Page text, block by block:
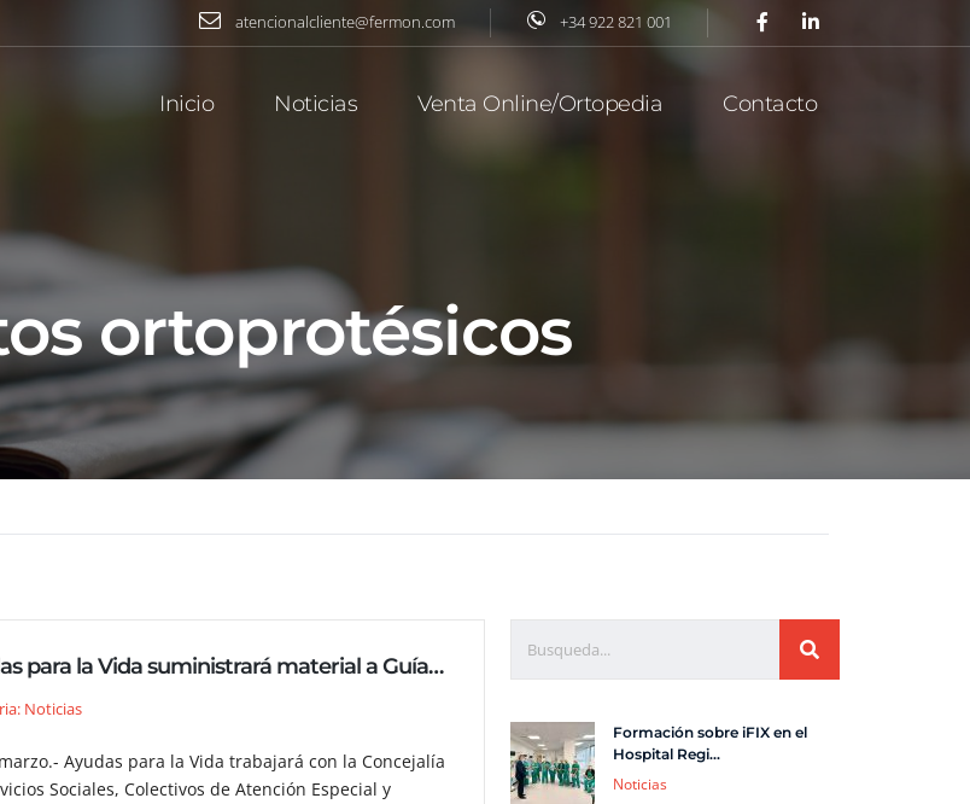
atencionalcliente@fermon.com +34 922 821 001
Inicio Noticias Venta Online/Ortopedia Contacto
ortoprotésicos
Ayudas para la Vida suministrará material a Guía de Isora
Noticias
Ayudas para la Vida trabajará con la Concejalía
Sociales, Colectivos de Atención Especial y
Formación sobre iFIX en el
Hospital Regi...
Noticias